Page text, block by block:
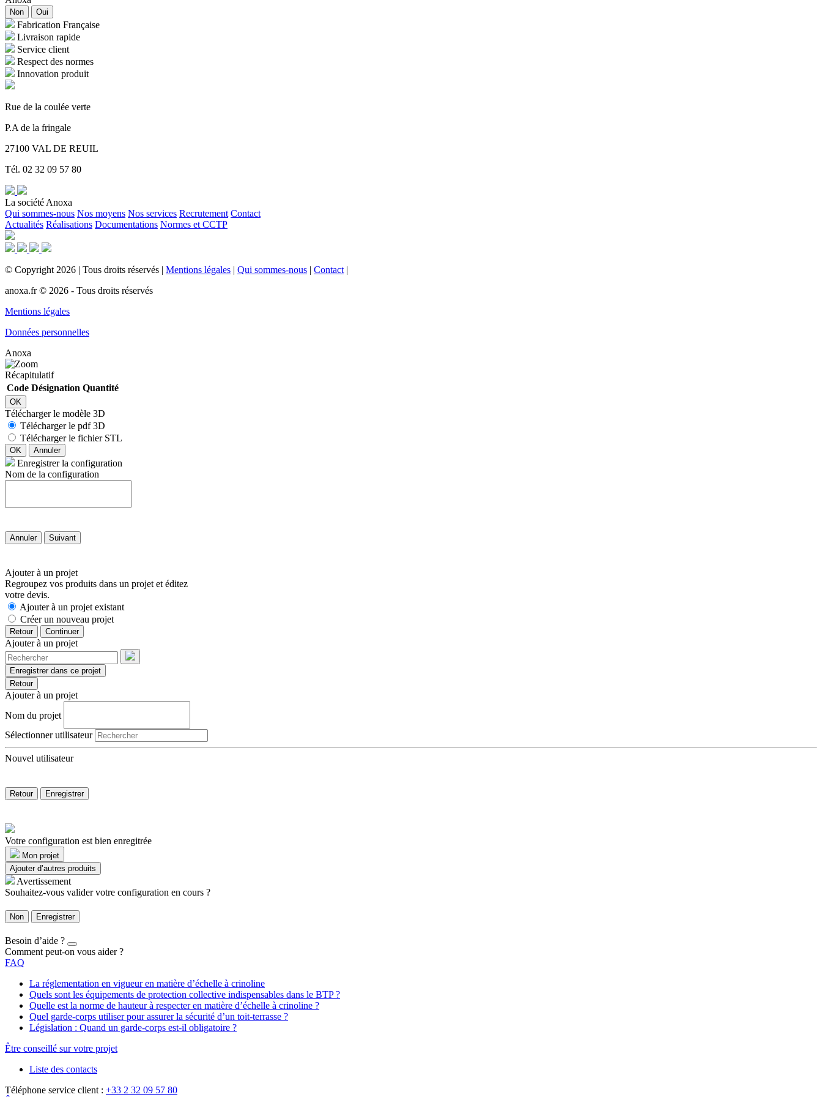
Non Oui
Fabrication Française
Livraison rapide
Service client
Respect des normes
Innovation produit
Rue de la coulée verte
P.A de la fringale
27100 VAL DE REUIL
Tél. 02 32 09 57 80
La société Anoxa
Qui sommes-nous Nos moyens Nos services Recrutement Contact
Actualités Réalisations Documentations Normes et CCTP
© Copyright 2026 | Tous droits réservés | Mentions légales | Qui sommes-nous | Contact |
anoxa.fr © 2026 - Tous droits réservés
Mentions légales
Données personnelles
Anoxa
Récapitulatif
Code Désignation Quantité
OK
Télécharger le modèle 3D
Télécharger le pdf 3D
Télécharger le fichier STL
OK Annuler
Enregistrer la configuration
Nom de la configuration
Annuler Suivant
Ajouter à un projet
Regroupez vos produits dans un projet et éditez
votre devis.
Ajouter à un projet existant
Créer un nouveau projet
Retour Continuer
Ajouter à un projet
Enregistrer dans ce projet
Retour
Ajouter à un projet
Nom du projet
Sélectionner utilisateur
Nouvel utilisateur
Retour Enregistrer
Votre configuration est bien enregitrée
Mon projet
Ajouter d’autres produits
Avertissement
Souhaitez-vous valider votre configuration en cours ?
Non Enregistrer
Besoin d’aide ?
Comment peut-on vous aider ?
FAQ
La réglementation en vigueur en matière d’échelle à crinoline
Quels sont les équipements de protection collective indispensables dans le BTP ?
Quelle est la norme de hauteur à respecter en matière d’échelle à crinoline ?
Quel garde-corps utiliser pour assurer la sécurité d’un toit-terrasse ?
Législation : Quand un garde-corps est-il obligatoire ?
Être conseillé sur votre projet
Liste des contacts
Téléphone service client : +33 2 32 09 57 80